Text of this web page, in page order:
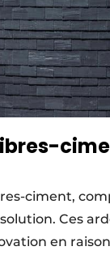
ciment,
Ces
en